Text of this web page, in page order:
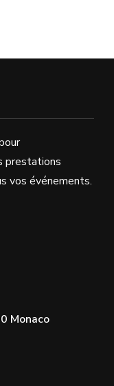
prestations
vos événements.
Monaco